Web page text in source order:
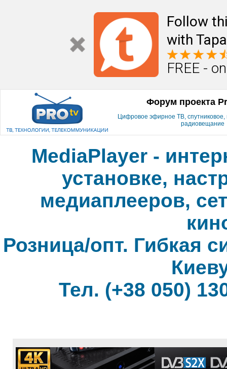
Follow
with
FREE -
Форум проекта
Цифровое эфирное ТВ, спутниковое,
радиовещание
MediaPlayer -
установке,
медиаплееров,
Розница/опт. Гибкая
Тел. (+38 050)